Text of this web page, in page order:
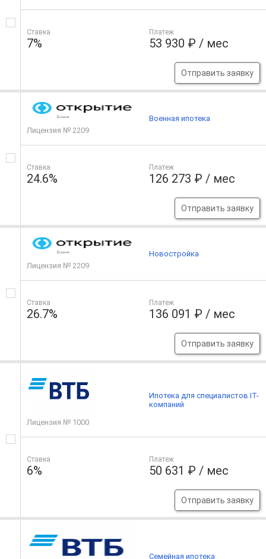
Ставка
7%
Платеж
53 930 ₽ / мес
Отправить заявку
Лицензия № 2209
Ставка
24.6%
Платеж
126 273 ₽ / мес
Отправить заявку
Военная ипотека
Лицензия № 2209
Ставка
26.7%
Платеж
136 091 ₽ / мес
Отправить заявку
Новостройка
Лицензия № 1000
Ставка
6%
Платеж
50 631 ₽ / мес
Отправить заявку
Ипотека для специалистов IT-
компаний
Семейная ипотека